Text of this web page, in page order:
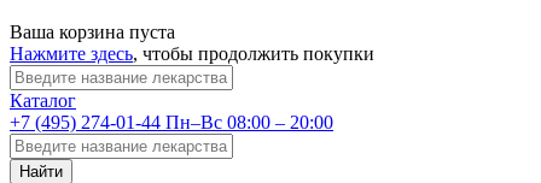
Ваша корзина пуста
Нажмите здесь, чтобы продолжить покупки
Каталог
+7 (495) 274-01-44 Пн–Вс 08:00 – 20:00
Найти